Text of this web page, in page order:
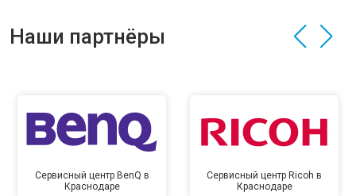
Наши партнёры
Сервисный центр BenQ в
Краснодаре
Сервисный центр Ricoh в
Краснодаре